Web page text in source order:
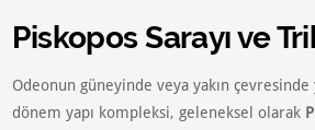
Piskopos Sarayı ve
Odeonun güneyinde veya yakın
dönem yapı kompleksi, geleneksel olarak